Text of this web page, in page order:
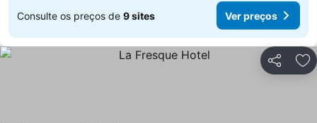
Consulte os preços de 9 sites Ver preços
Partilhar